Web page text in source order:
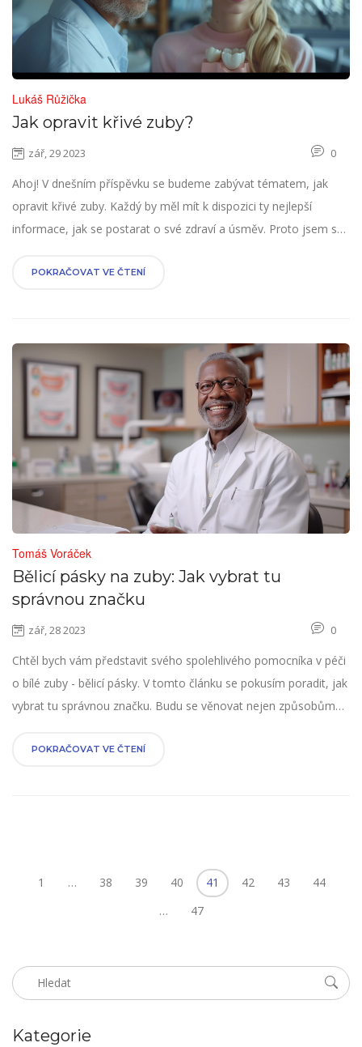
Lukáš Růžička
Jak opravit křivé zuby?
zář, 29 2023 0
Ahoj! V dnešním příspěvku se budeme zabývat tématem, jak
opravit křivé zuby. Každý by měl mít k dispozici ty nejlepší
informace, jak se postarat o své zdraví a úsměv. Proto jsem se
své zjištění s vámi. Prozkoumáme různé metody a přístupy,
POKRAČOVAT VE ČTENÍ
Tomáš Voráček
Bělicí pásky na zuby: Jak vybrat tu
správnou značku
zář, 28 2023 0
Chtěl bych vám představit svého spolehlivého pomocníka v péči
o bílé zuby - bělicí pásky. V tomto článku se pokusím poradit, jak
vybrat tu správnou značku. Budu se věnovat nejen způsobům
vědět před použitím. Snažím se nabízet ty nejupřímnější a
POKRAČOVAT VE ČTENÍ
1 … 38 39 40 41 42 43
44
…
47
Kategorie